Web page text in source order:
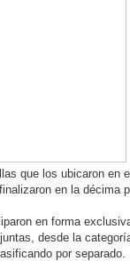
que los ubicaron en
en la décima
en forma
desde la
por separado.